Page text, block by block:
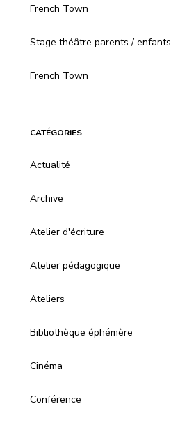
French Town
Stage théâtre parents / enfants
French Town
CATÉGORIES
Actualité
Archive
Atelier d'écriture
Atelier pédagogique
Ateliers
Bibliothèque éphémère
Cinéma
Conférence